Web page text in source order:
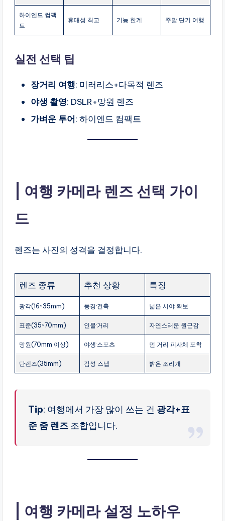
하이엔드 컴팩
트
휴대성 최고 기능 한계 주말 단기 여행
실전 선택 팁
장거리 여행: 미러리스+다목적 렌즈
야생 촬영: DSLR+망원 렌즈
가벼운 투어: 하이엔드 컴팩트
여행 카메라 렌즈 선택 가이
드
렌즈는 사진의 성격을 결정합니다.
렌즈 종류 추천 상황 특징
광각(16~35mm) 풍경·건축 넓은 시야 확보
표준(35~70mm) 인물·거리 자연스러운 원근감
망원(70mm 이상) 야생·스포츠 먼 거리 피사체 포착
단렌즈(35mm) 감성 스냅 밝은 조리개
Tip: 여행에서 가장 많이 쓰는 건 광각+표
준 줌 렌즈 조합입니다.
여행 카메라 설정 노하우